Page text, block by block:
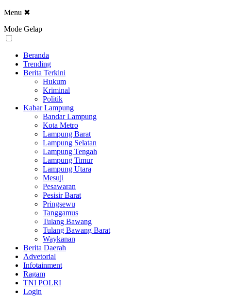
Menu ✖
Mode Gelap
Beranda
Trending
Berita Terkini
Hukum
Kriminal
Politik
Kabar Lampung
Bandar Lampung
Kota Metro
Lampung Barat
Lampung Selatan
Lampung Tengah
Lampung Timur
Lampung Utara
Mesuji
Pesawaran
Pesisir Barat
Pringsewu
Tanggamus
Tulang Bawang
Tulang Bawang Barat
Waykanan
Berita Daerah
Advetorial
Infotainment
Ragam
TNI POLRI
Login